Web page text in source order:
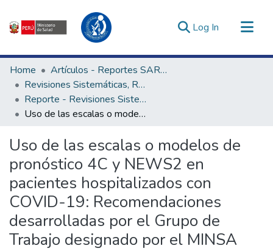
Log In (current)
Communities & Collections
All of DSpace
Statistics
Estadísticas Externas
Enlaces de interés ▾
Home
Artículos - Reportes SARS-CoV-2
Revisiones Sistemáticas, Rápidas y Notas Técnicas - UNAGESP
Reporte - Revisiones Sistemáticas, Rápidas y Notas Técnicas - UNAGESP
Uso de las escalas o modelos de pronóstico 4C y NEWS2 en pacientes hospitalizados con COVID-19: Recomendaciones desarrolladas por el Grupo de Trabajo designado por el MINSA
Uso de las escalas o modelos de
pronóstico 4C y NEWS2 en
pacientes hospitalizados con
COVID-19: Recomendaciones
desarrolladas por el Grupo de
Trabajo designado por el MINSA